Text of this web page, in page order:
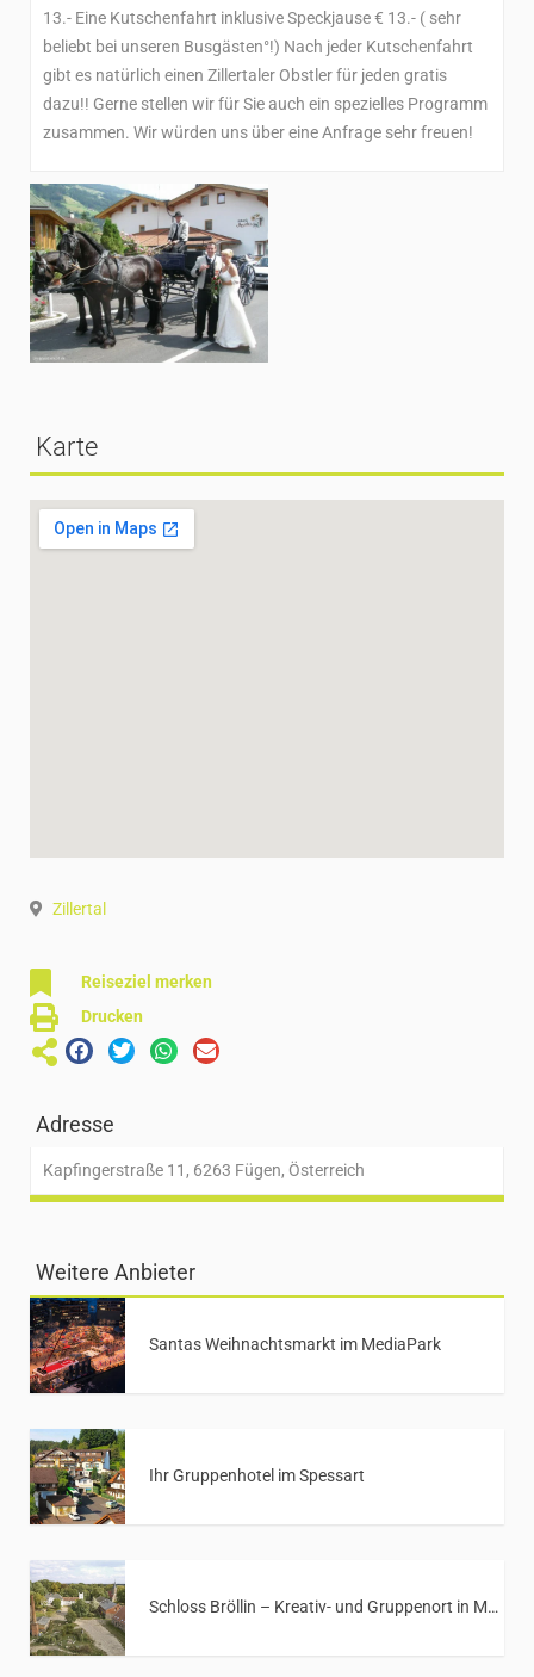
13.- Eine Kutschenfahrt inklusive Speckjause € 13.- ( sehr
beliebt bei unseren Busgästen°!) Nach jeder Kutschenfahrt
gibt es natürlich einen Zillertaler Obstler für jeden gratis
dazu!! Gerne stellen wir für Sie auch ein spezielles Programm
zusammen. Wir würden uns über eine Anfrage sehr freuen!
Karte
Zillertal
Reiseziel merken
Drucken
Adresse
Kapfingerstraße 11, 6263 Fügen, Österreich
Weitere Anbieter
Santas Weihnachtsmarkt im MediaPark
Ihr Gruppenhotel im Spessart
Schloss Bröllin – Kreativ- und Gruppenort in Mecklenburg-Vorpommern